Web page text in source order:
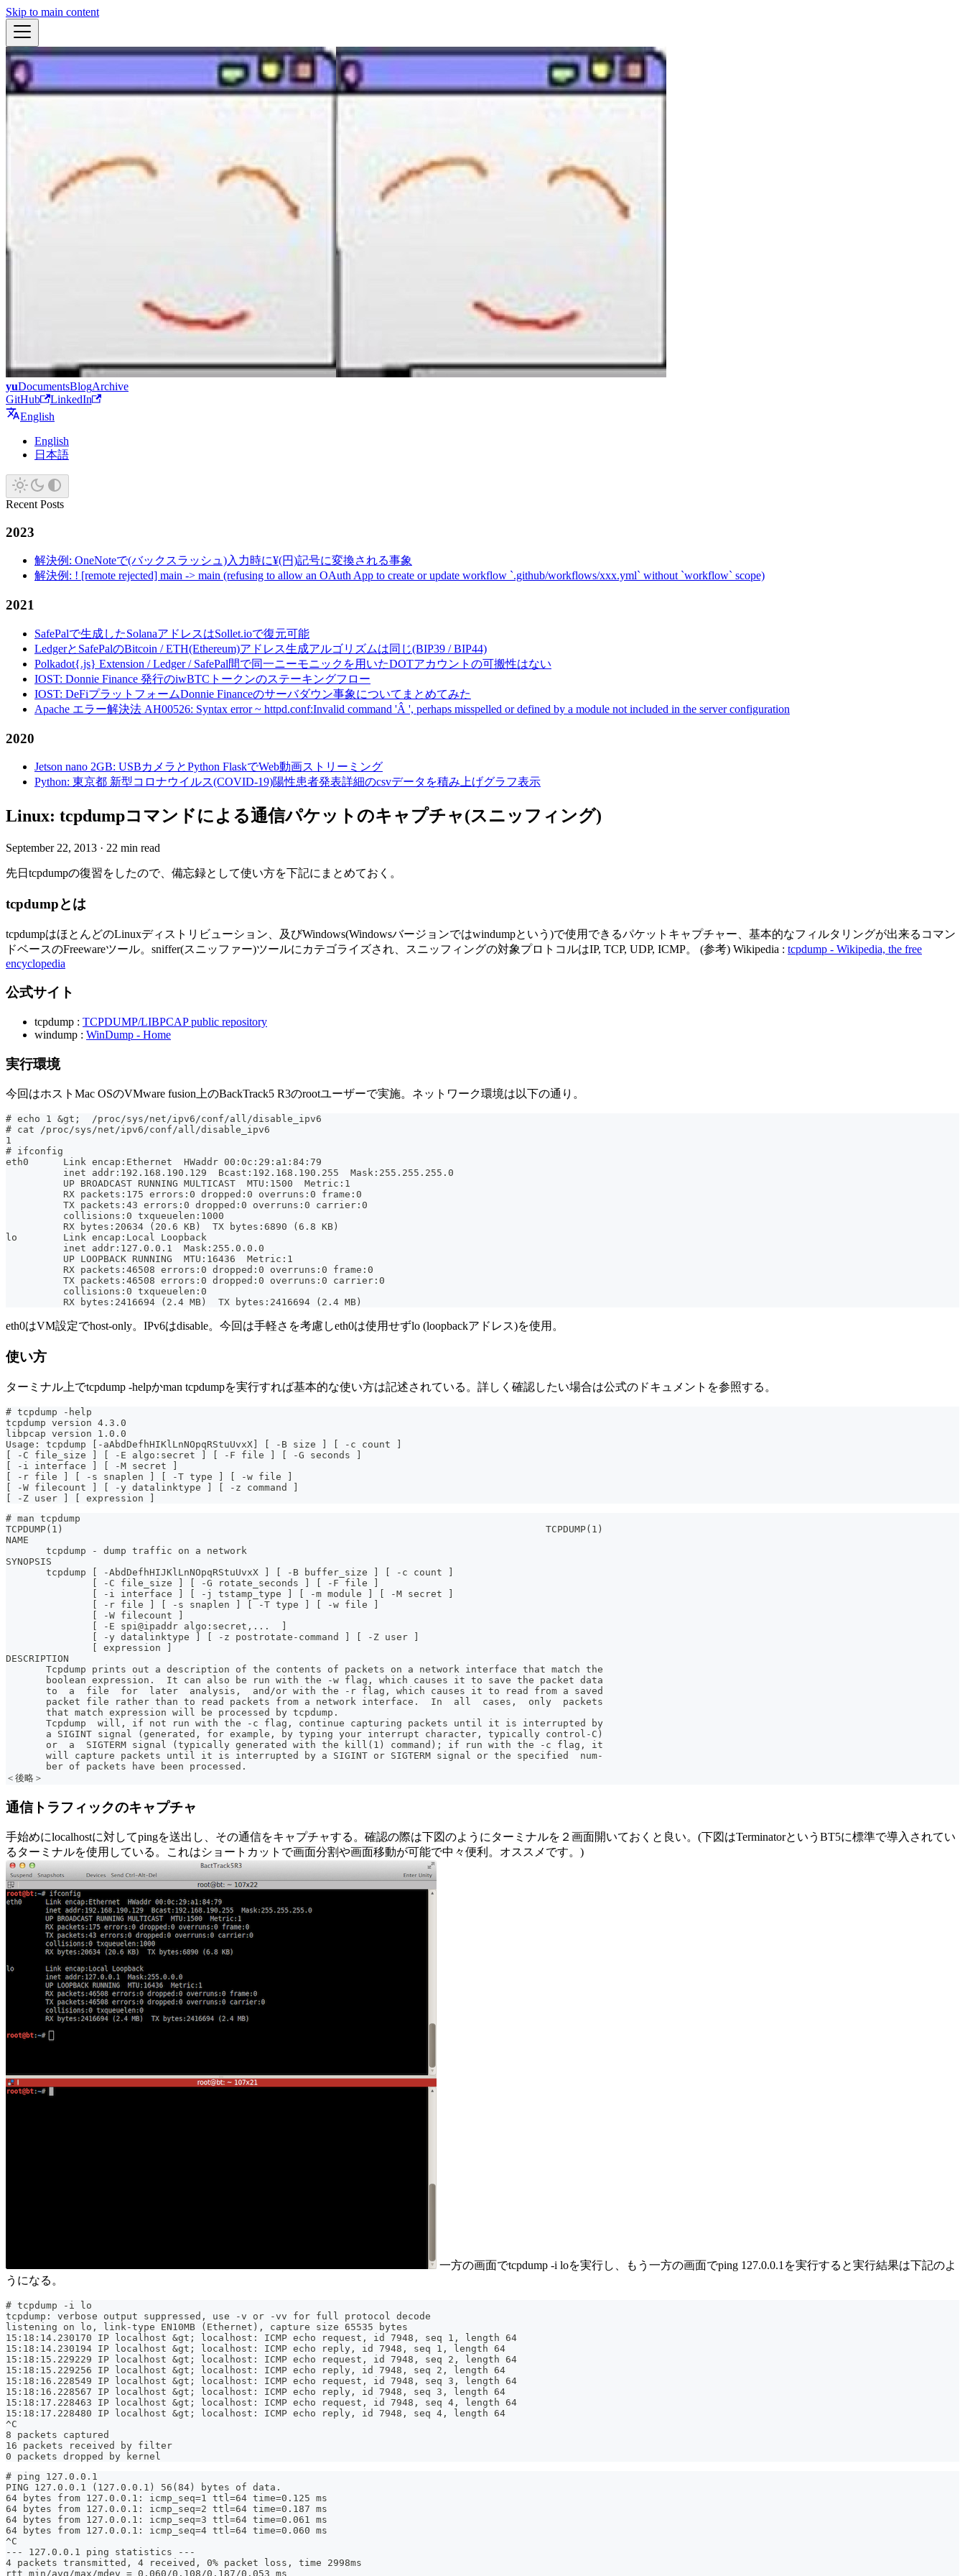
Skip to main content
yuDocumentsBlogArchive
GitHub
LinkedIn
English
English
日本語
Recent Posts
2023
解決例: OneNoteで(バックスラッシュ)入力時に¥(円)記号に変換される事象
解決例: ! [remote rejected] main -> main (refusing to allow an OAuth App to create or update workflow `.github/workflows/xxx.yml` without `workflow` scope)
2021
SafePalで生成したSolanaアドレスはSollet.ioで復元可能
LedgerとSafePalのBitcoin / ETH(Ethereum)アドレス生成アルゴリズムは同じ(BIP39 / BIP44)
Polkadot{.js} Extension / Ledger / SafePal間で同一ニーモニックを用いたDOTアカウントの可搬性はない
IOST: Donnie Finance 発行のiwBTCトークンのステーキングフロー
IOST: DeFiプラットフォームDonnie Financeのサーバダウン事象についてまとめてみた
Apache エラー解決法 AH00526: Syntax error ~ httpd.conf:Invalid command 'Â ', perhaps misspelled or defined by a module not included in the server configuration
2020
Jetson nano 2GB: USBカメラとPython FlaskでWeb動画ストリーミング
Python: 東京都 新型コロナウイルス(COVID-19)陽性患者発表詳細のcsvデータを積み上げグラフ表示
Linux: tcpdumpコマンドによる通信パケットのキャプチャ(スニッフィング)
September 22, 2013 · 22 min read
先日tcpdumpの復習をしたので、備忘録として使い方を下記にまとめておく。
tcpdumpとは
tcpdumpはほとんどのLinuxディストリビューション、及びWindows(Windowsバージョンではwindumpという)で使用できるパケットキャプチャー、基本的なフィルタリングが出来るコマン
ドベースのFreewareツール。sniffer(スニッファー)ツールにカテゴライズされ、スニッフィングの対象プロトコルはIP, TCP, UDP, ICMP。 (参考) Wikipedia : tcpdump - Wikipedia, the free
encyclopedia
公式サイト
tcpdump : TCPDUMP/LIBPCAP public repository
windump : WinDump - Home
実行環境
今回はホストMac OSのVMware fusion上のBackTrack5 R3のrootユーザーで実施。ネットワーク環境は以下の通り。
# echo 1 &gt;  /proc/sys/net/ipv6/conf/all/disable_ipv6
# cat /proc/sys/net/ipv6/conf/all/disable_ipv6
1
# ifconfig
eth0      Link encap:Ethernet  HWaddr 00:0c:29:a1:84:79
          inet addr:192.168.190.129  Bcast:192.168.190.255  Mask:255.255.255.0
          UP BROADCAST RUNNING MULTICAST  MTU:1500  Metric:1
          RX packets:175 errors:0 dropped:0 overruns:0 frame:0
          TX packets:43 errors:0 dropped:0 overruns:0 carrier:0
          collisions:0 txqueuelen:1000
          RX bytes:20634 (20.6 KB)  TX bytes:6890 (6.8 KB)
lo        Link encap:Local Loopback
          inet addr:127.0.0.1  Mask:255.0.0.0
          UP LOOPBACK RUNNING  MTU:16436  Metric:1
          RX packets:46508 errors:0 dropped:0 overruns:0 frame:0
          TX packets:46508 errors:0 dropped:0 overruns:0 carrier:0
          collisions:0 txqueuelen:0
          RX bytes:2416694 (2.4 MB)  TX bytes:2416694 (2.4 MB)
eth0はVM設定でhost-only。IPv6はdisable。今回は手軽さを考慮しeth0は使用せずlo (loopbackアドレス)を使用。
使い方
ターミナル上でtcpdump -helpかman tcpdumpを実行すれば基本的な使い方は記述されている。詳しく確認したい場合は公式のドキュメントを参照する。
# tcpdump -help
tcpdump version 4.3.0
libpcap version 1.0.0
Usage: tcpdump [-aAbdDefhHIKlLnNOpqRStuUvxX] [ -B size ] [ -c count ]
[ -C file_size ] [ -E algo:secret ] [ -F file ] [ -G seconds ]
[ -i interface ] [ -M secret ]
[ -r file ] [ -s snaplen ] [ -T type ] [ -w file ]
[ -W filecount ] [ -y datalinktype ] [ -z command ]
[ -Z user ] [ expression ]
# man tcpdump
TCPDUMP(1)                                                                                    TCPDUMP(1)
NAME
       tcpdump - dump traffic on a network
SYNOPSIS
       tcpdump [ -AbdDefhHIJKlLnNOpqRStuUvxX ] [ -B buffer_size ] [ -c count ]
               [ -C file_size ] [ -G rotate_seconds ] [ -F file ]
               [ -i interface ] [ -j tstamp_type ] [ -m module ] [ -M secret ]
               [ -r file ] [ -s snaplen ] [ -T type ] [ -w file ]
               [ -W filecount ]
               [ -E spi@ipaddr algo:secret,...  ]
               [ -y datalinktype ] [ -z postrotate-command ] [ -Z user ]
               [ expression ]
DESCRIPTION
       Tcpdump prints out a description of the contents of packets on a network interface that match the
       boolean expression.  It can also be run with the -w flag, which causes it to save the packet data
       to  a  file  for  later  analysis,  and/or with the -r flag, which causes it to read from a saved
       packet file rather than to read packets from a network interface.  In  all  cases,  only  packets
       that match expression will be processed by tcpdump.
       Tcpdump  will, if not run with the -c flag, continue capturing packets until it is interrupted by
       a SIGINT signal (generated, for example, by typing your interrupt character, typically control-C)
       or  a  SIGTERM signal (typically generated with the kill(1) command); if run with the -c flag, it
       will capture packets until it is interrupted by a SIGINT or SIGTERM signal or the specified  num‐
       ber of packets have been processed.
＜後略＞
通信トラフィックのキャプチャ
手始めにlocalhostに対してpingを送出し、その通信をキャプチャする。確認の際は下図のようにターミナルを２画面開いておくと良い。(下図はTerminatorというBT5に標準で導入されてい
るターミナルを使用している。これはショートカットで画面分割や画面移動が可能で中々便利。オススメです。)
一方の画面でtcpdump -i loを実行し、もう一方の画面でping 127.0.0.1を実行すると実行結果は下記のよ
うになる。
# tcpdump -i lo
tcpdump: verbose output suppressed, use -v or -vv for full protocol decode
listening on lo, link-type EN10MB (Ethernet), capture size 65535 bytes
15:18:14.230170 IP localhost &gt; localhost: ICMP echo request, id 7948, seq 1, length 64
15:18:14.230194 IP localhost &gt; localhost: ICMP echo reply, id 7948, seq 1, length 64
15:18:15.229229 IP localhost &gt; localhost: ICMP echo request, id 7948, seq 2, length 64
15:18:15.229256 IP localhost &gt; localhost: ICMP echo reply, id 7948, seq 2, length 64
15:18:16.228549 IP localhost &gt; localhost: ICMP echo request, id 7948, seq 3, length 64
15:18:16.228567 IP localhost &gt; localhost: ICMP echo reply, id 7948, seq 3, length 64
15:18:17.228463 IP localhost &gt; localhost: ICMP echo request, id 7948, seq 4, length 64
15:18:17.228480 IP localhost &gt; localhost: ICMP echo reply, id 7948, seq 4, length 64
^C
8 packets captured
16 packets received by filter
0 packets dropped by kernel
# ping 127.0.0.1
PING 127.0.0.1 (127.0.0.1) 56(84) bytes of data.
64 bytes from 127.0.0.1: icmp_seq=1 ttl=64 time=0.125 ms
64 bytes from 127.0.0.1: icmp_seq=2 ttl=64 time=0.187 ms
64 bytes from 127.0.0.1: icmp_seq=3 ttl=64 time=0.061 ms
64 bytes from 127.0.0.1: icmp_seq=4 ttl=64 time=0.060 ms
^C
--- 127.0.0.1 ping statistics ---
4 packets transmitted, 4 received, 0% packet loss, time 2998ms
rtt min/avg/max/mdev = 0.060/0.108/0.187/0.053 ms